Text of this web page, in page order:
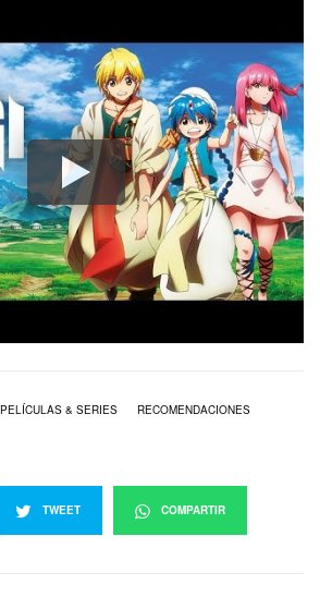
PELÍCULAS & SERIES RECOMENDACIONES
TWEET COMPARTIR